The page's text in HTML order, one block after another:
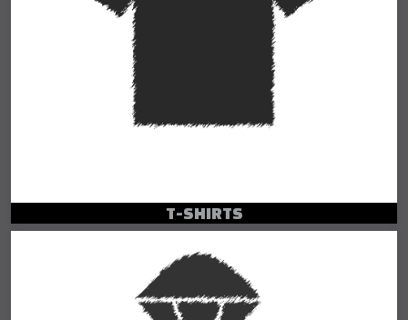
T-SHIRTS